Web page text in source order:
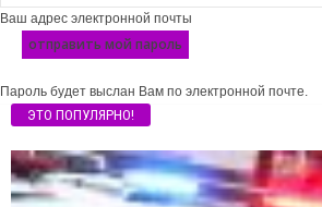
Ваш адрес электронной почты
Пароль будет выслан Вам по электронной почте.
ЭТО ПОПУЛЯРНО!